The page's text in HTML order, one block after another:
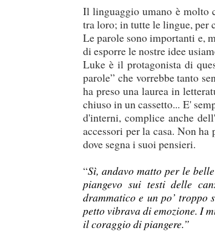
Il linguaggio umano è molto
tra loro; in tutte le lingue, per
Le parole sono importanti e,
di esporre le nostre idee
Luke è il protagonista di
parole” che vorrebbe tanto
ha preso una laurea in
chiuso in un cassetto... E'
d'interni, complice anche
accessori per la casa. Non
dove segna i suoi pensieri.
“Sì, andavo matto per le
piangevo sui testi delle
drammatico e un po’ troppo
petto vibrava di emozione. I
il coraggio di piangere.”